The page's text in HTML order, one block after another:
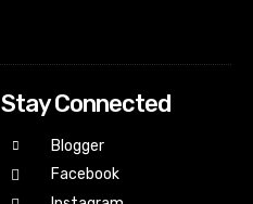
Stay Connected
Blogger
Facebook